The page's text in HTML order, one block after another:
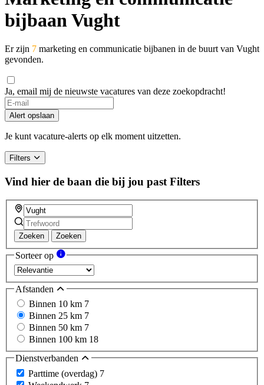
bijbaan Vught
Er zijn 7 marketing en communicatie bijbanen in de buurt van Vught
gevonden.
Ja, email mij de nieuwste vacatures van deze zoekopdracht!
If
you
are
a
ignore
this
field
Alert opslaan
Je kunt vacature-alerts op elk moment uitzetten.
Filters
Vind hier de baan die bij jou past Filters
Zoeken Zoeken
Sorteer op
Afstanden
Binnen 10 km 7
Binnen 25 km 7
Binnen 50 km 7
Binnen 100 km 18
Dienstverbanden
Parttime (overdag) 7